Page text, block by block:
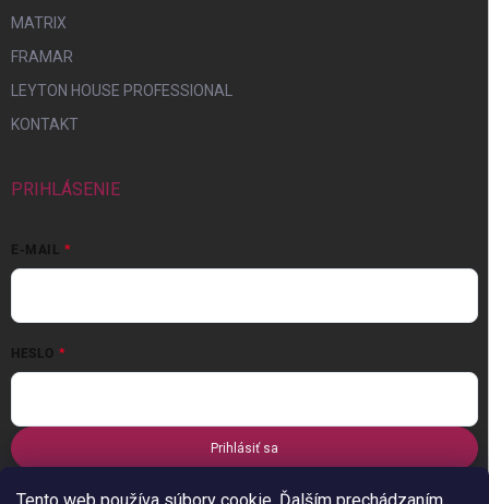
MATRIX
FRAMAR
LEYTON HOUSE PROFESSIONAL
KONTAKT
PRIHLÁSENIE
E-MAIL
HESLO
Prihlásiť sa